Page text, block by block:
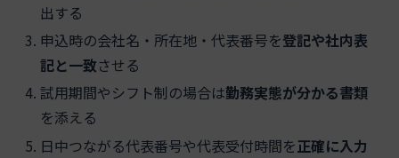
出する
申込時の会社名・所在地・代表番号を登記や社内表
記と一致させる
試用期間やシフト制の場合は勤務実態が分かる書類
を添える
日中つながる代表番号や代表受付時間を正確に入力